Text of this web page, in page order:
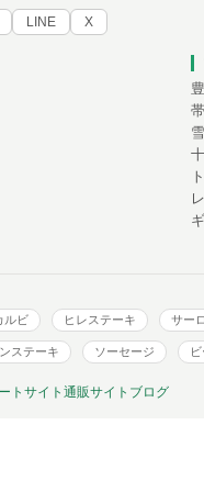
LINE X
ルビ ヒレステーキ サー
ステーキ ソーセージ
トサイト 通販サイトブログ